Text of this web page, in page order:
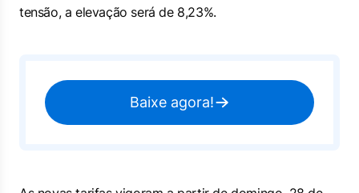
tensão, a elevação será de 8,23%.
Baixe agora!